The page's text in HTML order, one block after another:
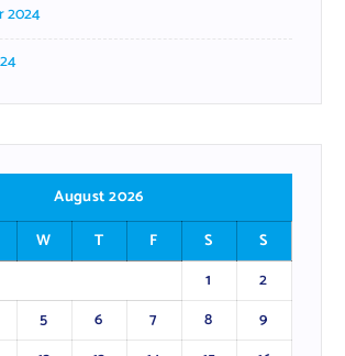
2024
August 2026
W T F S
S
1
2
5 6 7 8
9